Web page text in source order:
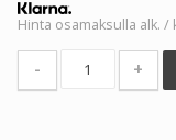
Hinta osamaksulla alk. /
- +